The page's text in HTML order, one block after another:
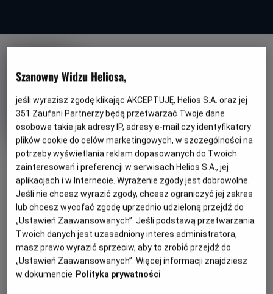
OBSERWUJ
Casablanca w Helios RePlay
Gatunek
Dramat / Film- noir
Minimalny
wiek
Od 13 lat
Czas
trwania
118 min
REŻYSERIA
Michael Curtiz
SCENARIUSZ
Murray Burnett, Casey
Robinson
OBSADA
Humphrey Bogart, Ingrid Bergman, Paul Henreid, Claud Rains
WIĘCEJ SZCZEGÓŁÓW
OPIS WYDARZENIA
Casablanca: Łatwo do niej trafić, trudniej ją pokochać,
zwłaszcza jeśli twoje nazwisko figuruje na liście osób
poszukiwanych przez nazistów.
Szanowny Widzu Heliosa,
jeśli wyrazisz zgodę klikając AKCEPTUJĘ, Helios S.A. oraz jej
351 Zaufani Partnerzy będą przetwarzać Twoje dane
osobowe takie jak adresy IP, adresy e-mail czy identyfikatory
plików cookie do celów marketingowych, w szczególności na
potrzeby wyświetlania reklam dopasowanych do Twoich
zainteresowań i preferencji w serwisach Helios S.A., jej
aplikacjach i w Internecie. Wyrażenie zgody jest dobrowolne.
Jeśli nie chcesz wyrazić zgody, chcesz ograniczyć jej zakres
lub chcesz wycofać zgodę uprzednio udzieloną przejdź do
„Ustawień Zaawansowanych”. Jeśli podstawą przetwarzania
Twoich danych jest uzasadniony interes administratora,
masz prawo wyrazić sprzeciw, aby to zrobić przejdź do
„Ustawień Zaawansowanych”. Więcej informacji znajdziesz
w dokumencie Polityka prywatności